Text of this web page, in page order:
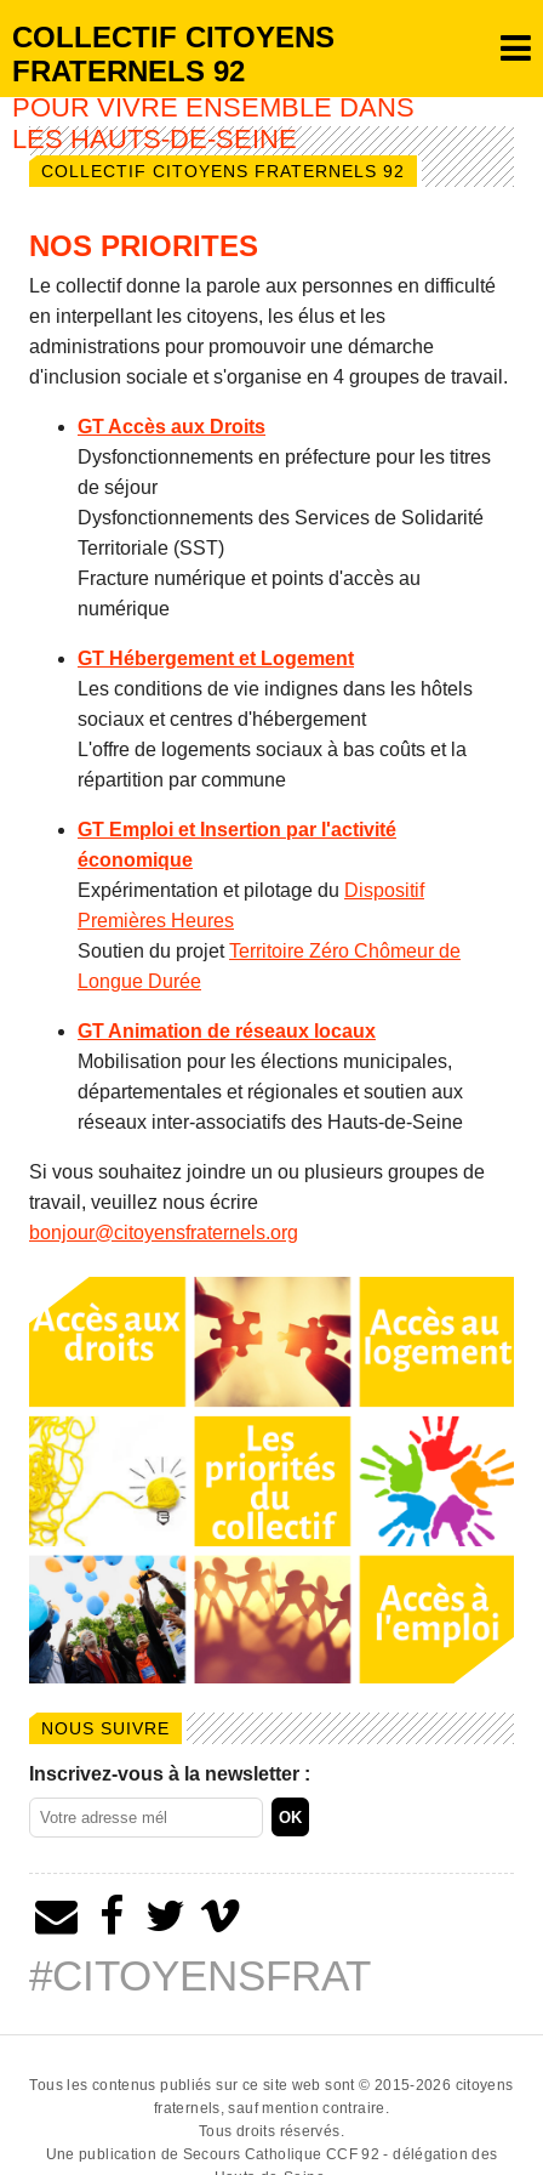
COLLECTIF CITOYENS
FRATERNELS 92
POUR VIVRE ENSEMBLE DANS
LES HAUTS-DE-SEINE
COLLECTIF CITOYENS FRATERNELS 92
NOS PRIORITES
Le collectif donne la parole aux personnes en difficulté
en interpellant les citoyens, les élus et les
administrations pour promouvoir une démarche
d'inclusion sociale et s'organise en 4 groupes de travail.
GT Accès aux Droits
Dysfonctionnements en préfecture pour les titres
de séjour
Dysfonctionnements des Services de Solidarité
Territoriale (SST)
Fracture numérique et points d'accès au
numérique
GT Hébergement et Logement
Les conditions de vie indignes dans les hôtels
sociaux et centres d'hébergement
L'offre de logements sociaux à bas coûts et la
répartition par commune
GT Emploi et Insertion par l'activité
économique
Expérimentation et pilotage du Dispositif
Premières Heures
Soutien du projetTerritoire Zéro Chômeur de
Longue Durée
GT Animation de réseaux locaux
Mobilisation pour les élections municipales,
départementales et régionales et soutien aux
réseaux inter-associatifs des Hauts-de-Seine
Si vous souhaitez joindre un ou plusieurs groupes de
travail, veuillez nous écrire
bonjour@citoyensfraternels.org
NOUS SUIVRE
Inscrivez-vous à la newsletter :
#CITOYENSFRAT
Tous les contenus publiés sur ce site web sont © 2015-2026 citoyens
fraternels, sauf mention contraire.
Tous droits réservés.
Une publication de Secours Catholique CCF 92 - délégation des